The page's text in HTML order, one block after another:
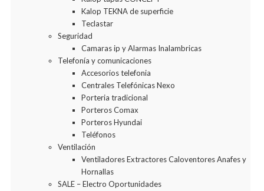
Kalop TEKNA de superficie
Teclastar
Seguridad
Camaras ip y Alarmas Inalambricas
Telefonía y comunicaciones
Accesorios telefonia
Centrales Telefónicas Nexo
Porteria tradicional
Porteros Comax
Porteros Hyundai
Teléfonos
Ventilación
Ventiladores Extractores Caloventores Anafes y
Hornallas
SALE – Electro Oportunidades